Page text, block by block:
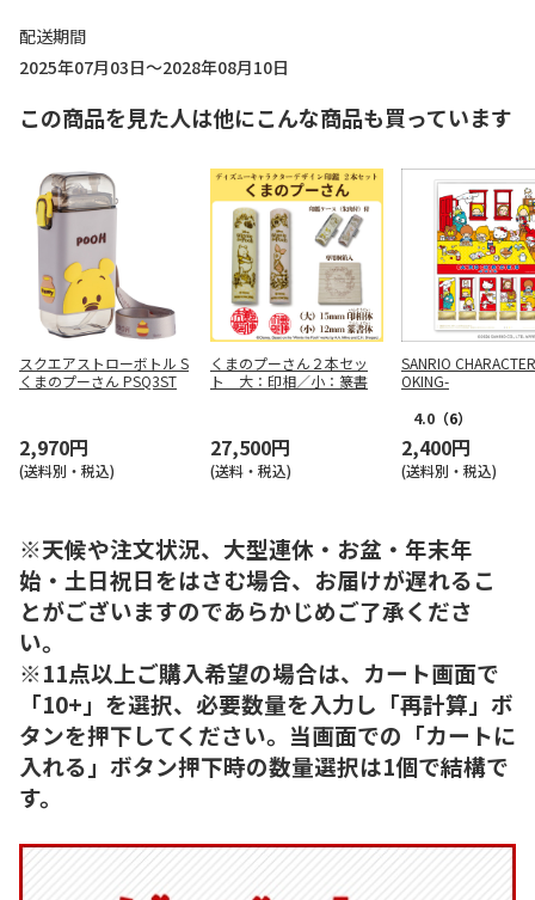
配送期間
2025年07月03日～2028年08月10日
この商品を見た人は他にこんな商品も買っています
スクエアストローボトル S
くまのプーさん PSQ3ST
2,970円
(送料別・税込)
くまのプーさん２本セッ
ト 大：印相／小：篆書
27,500円
(送料・税込)
SANRIO
OKING-
4.0 （6）
2,400円
(送料別・税込)
※天候や注文状況、大型連休・お盆・年末年
始・土日祝日をはさむ場合、お届けが遅れるこ
とがございますのであらかじめご了承くださ
い。
※11点以上ご購入希望の場合は、カート画面で
「10+」を選択、必要数量を入力し「再計算」ボ
タンを押下してください。当画面での「カートに
入れる」ボタン押下時の数量選択は1個で結構で
す。